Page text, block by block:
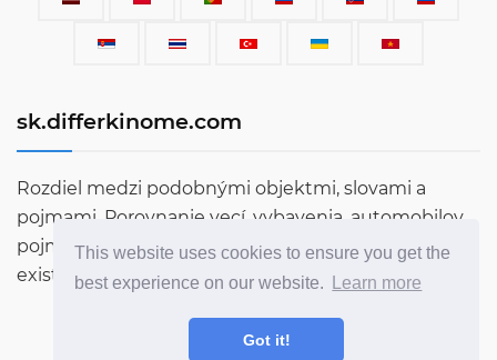
This website uses cookies to ensure you get the
best experience on our website.
Learn more
Got it!
sk.differkinome.com
Rozdiel medzi podobnými objektmi, slovami a
pojmami. Porovnanie vecí, vybavenia, automobilov,
pojmov, ľudí a všetkého ostatného, čo v tomto svete
existuje.